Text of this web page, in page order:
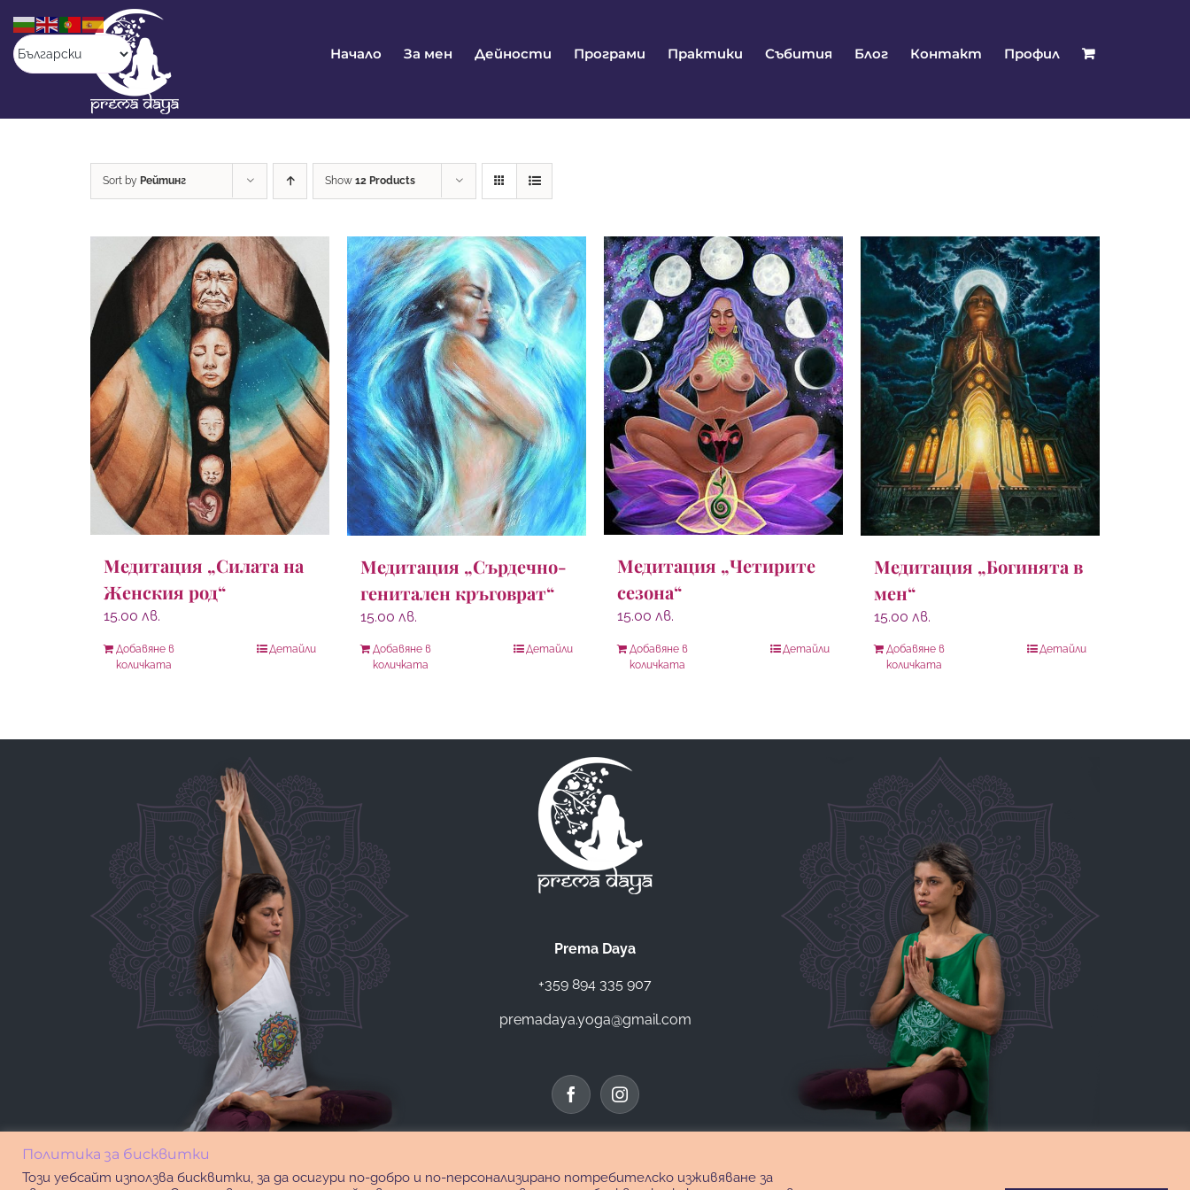
content
Начало За мен Дейности Програми Практики Събития Блог Контакт Профил
Sort by Рейтинг Show 12 Products
Медитация „Силата на
Женския род“
15.00 лв.
Добавяне в
количката
Детайли
Медитация „Сърдечно-
генитален кръговрат“
15.00 лв.
Добавяне в
количката
Детайли
Медитация „Четирите
сезона“
15.00 лв.
Добавяне в
количката
Детайли
Медитация „Богинята в
мен“
15.00 лв.
Добавяне в
количката
Детайли
Prema Daya
+359 894 335 907
premadaya.yoga@gmail.com
Политика за бисквитки
Този уебсайт използва бисквитки, за да осигури по-добро и по-персонализирано потребителско изживяване за